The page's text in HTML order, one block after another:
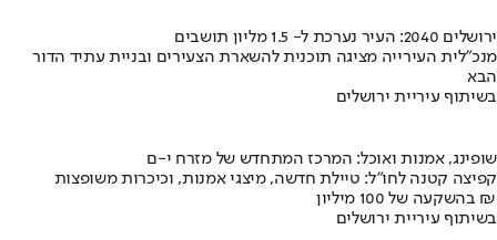
ירושלים 2040: העיר נערכת ל- 1.5 מליון תושבים
מנכ"לית העירייה מציגה תוכנית להשארת הצעירים ובניית עתיד הדור
הבא
בשיתוף עיריית ירושלים
שופינג, אמנות ואוכל: המרכז המתחדש של מזרח י-ם
קפיצה קטנה לחו"ל: טיילת חדשה, מיצגי אמנות, וכיכרות משופצות
בהשקעה של 100 מיליון ₪
בשיתוף עיריית ירושלים